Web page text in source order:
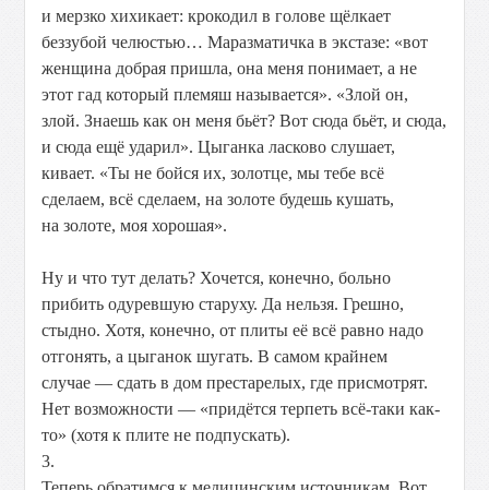
и мерзко хихикает: крокодил в голове щёлкает
беззубой челюстью… Маразматичка в экстазе: «вот
женщина добрая пришла, она меня понимает, а не
этот гад который племяш называется». «Злой он,
злой. Знаешь как он меня бьёт? Вот сюда бьёт, и сюда,
и сюда ещё ударил». Цыганка ласково слушает,
кивает. «Ты не бойся их, золотце, мы тебе всё
сделаем, всё сделаем, на золоте будешь кушать,
на золоте, моя хорошая».
Ну и что тут делать? Хочется, конечно, больно
прибить одуревшую старуху. Да нельзя. Грешно,
стыдно. Хотя, конечно, от плиты её всё равно надо
отгонять, а цыганок шугать. В самом крайнем
случае — сдать в дом престарелых, где присмотрят.
Нет возможности — «придётся терпеть всё-таки как-
то» (хотя к плите не подпускать).
3.